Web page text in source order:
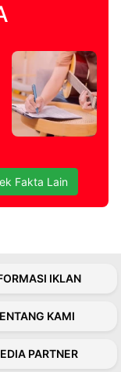
Fakta Lain
IKLAN
KAMI
PARTNER